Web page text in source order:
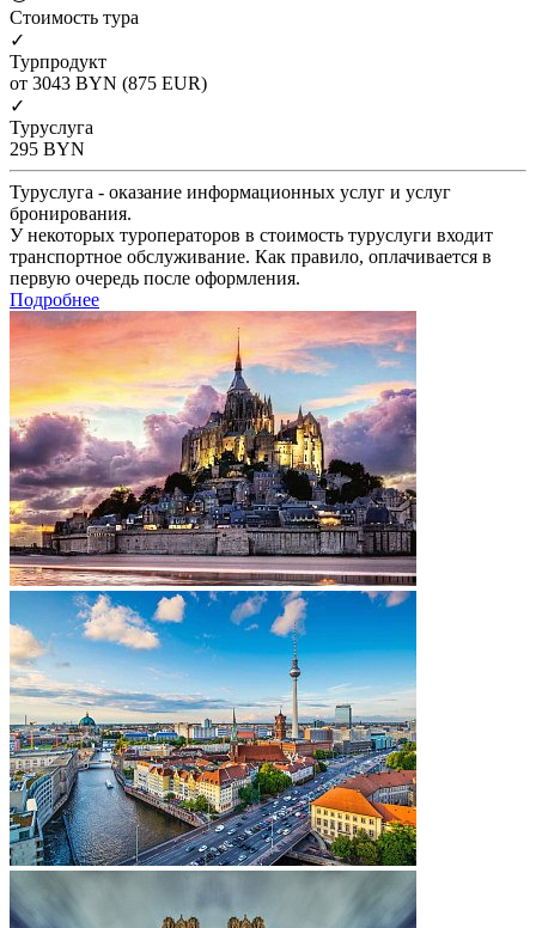
Cтоимость тура
✓
Турпродукт
от 3043 BYN (875 EUR)
✓
Туруслуга
295 BYN
Туруслуга - оказание информационных услуг и услуг
бронирования.
У некоторых туроператоров в стоимость туруслуги входит
транспортное обслуживание. Как правило, оплачивается в
первую очередь после оформления.
Подробнее